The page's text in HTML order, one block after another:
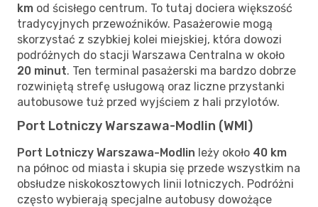
km od ścisłego centrum. To tutaj dociera większość
tradycyjnych przewoźników. Pasażerowie mogą
skorzystać z szybkiej kolei miejskiej, która dowozi
podróżnych do stacji Warszawa Centralna w około
20 minut. Ten terminal pasażerski ma bardzo dobrze
rozwiniętą strefę usługową oraz liczne przystanki
autobusowe tuż przed wyjściem z hali przylotów.
Port Lotniczy Warszawa-Modlin (WMI)
Port Lotniczy Warszawa-Modlin leży około 40 km
na północ od miasta i skupia się przede wszystkim na
obsłudze niskokosztowych linii lotniczych. Podróżni
często wybierają specjalne autobusy dowożące